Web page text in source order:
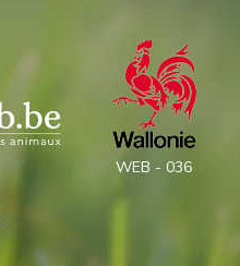
WEB - 036